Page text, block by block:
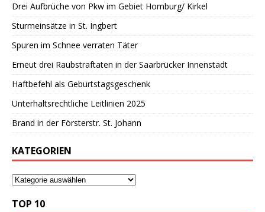
Drei Aufbrüche von Pkw im Gebiet Homburg/ Kirkel
Sturmeinsätze in St. Ingbert
Spuren im Schnee verraten Täter
Erneut drei Raubstraftaten in der Saarbrücker Innenstadt
Haftbefehl als Geburtstagsgeschenk
Unterhaltsrechtliche Leitlinien 2025
Brand in der Försterstr. St. Johann
KATEGORIEN
TOP 10